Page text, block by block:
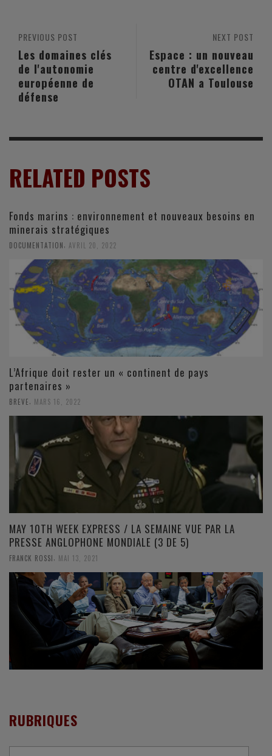
NEXT POST
Espace : un nouveau
centre d'excellence
OTAN a Toulouse
PREVIOUS POST
Les domaines clés
de l'autonomie
européenne de
défense
RELATED POSTS
Fonds marins : environnement et nouveaux besoins en
minerais stratégiques
DOCUMENTATION AVRIL 20, 2022
L’Afrique doit rester un « continent de pays
partenaires »
BREVE MARS 16, 2022
MAY 10TH WEEK EXPRESS / LA SEMAINE VUE PAR LA
PRESSE ANGLOPHONE MONDIALE (3 DE 5)
FRANCK ROSSI MAI 13, 2021
RUBRIQUES